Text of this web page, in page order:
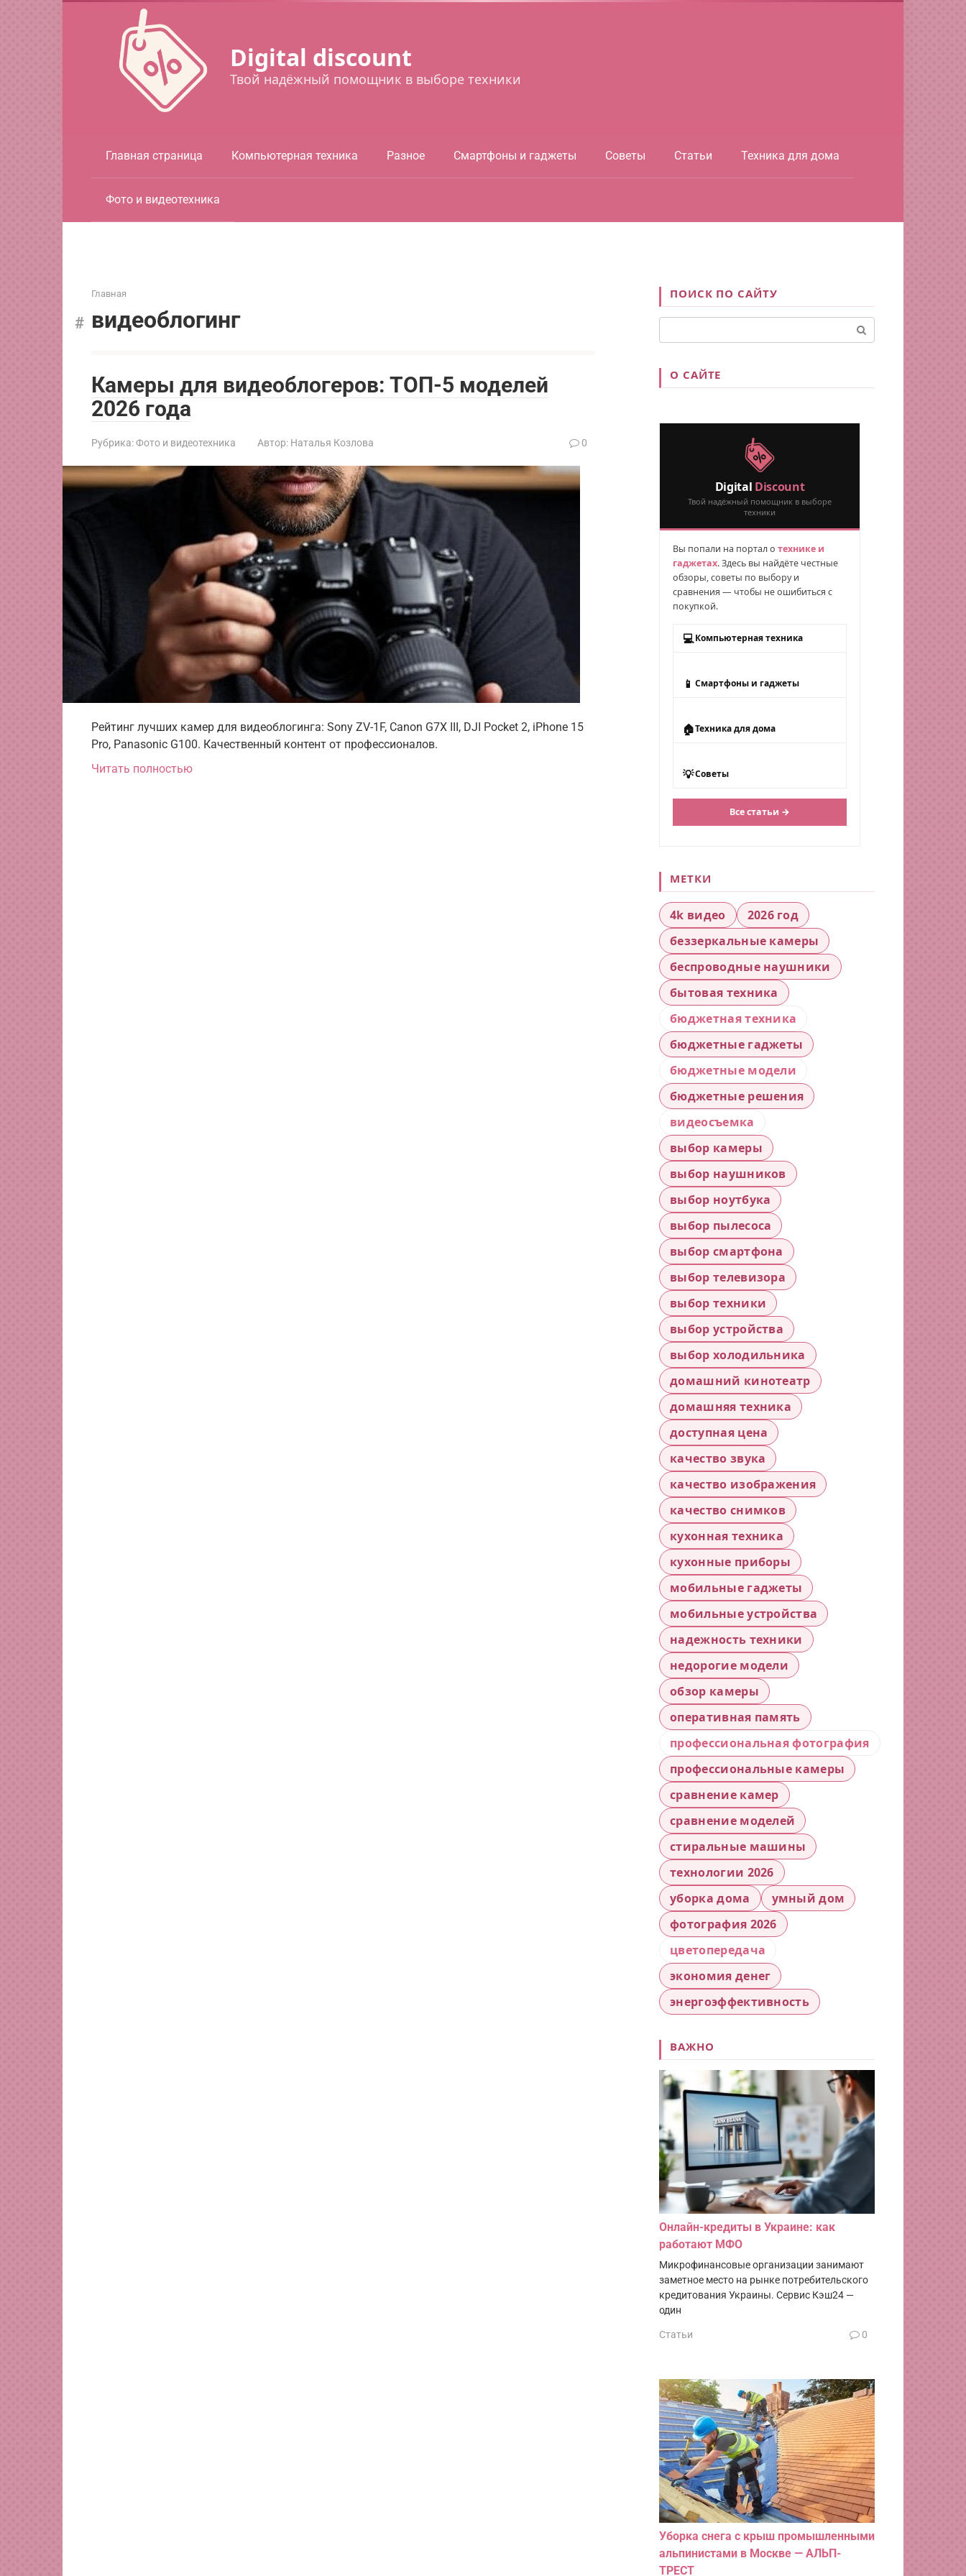
Digital discount
Твой надёжный помощник в выборе техники
Главная страница Компьютерная техника Разное Смартфоны и гаджеты Советы Статьи Техника для дома
Фото и видеотехника
Главная
видеоблогинг
Камеры для видеоблогеров: ТОП-5 моделей
2026 года
Рубрика:Фото и видеотехника Автор: Наталья Козлова 0
Рейтинг лучших камер для видеоблогинга: Sony ZV-1F, Canon G7X III, DJI Pocket 2, iPhone 15
Pro, Panasonic G100. Качественный контент от профессионалов.
Читать полностью
ПОИСК ПО САЙТУ
О САЙТЕ
Digital Discount
Твой надёжный помощник в выборе
техники
Вы попали на портал о технике и
гаджетах. Здесь вы найдёте честные
обзоры, советы по выбору и
сравнения — чтобы не ошибиться с
покупкой.
💻 Компьютерная техника
📱 Смартфоны и гаджеты
🏠Техника для дома
💡Советы
Все статьи →
МЕТКИ
4k видео
2026 год
беззеркальные камеры
беспроводные наушники
бытовая техника
бюджетная техника
бюджетные гаджеты
бюджетные модели
бюджетные решения
видеосъемка
выбор камеры
выбор наушников
выбор ноутбука
выбор пылесоса
выбор смартфона
выбор телевизора
выбор техники
выбор устройства
выбор холодильника
домашний кинотеатр
домашняя техника
доступная цена
качество звука
качество изображения
качество снимков
кухонная техника
кухонные приборы
мобильные гаджеты
мобильные устройства
надежность техники
недорогие модели
обзор камеры
оперативная память
профессиональная фотография
профессиональные камеры
сравнение камер
сравнение моделей
стиральные машины
технологии 2026
уборка дома
умный дом
фотография 2026
цветопередача
экономия денег
энергоэффективность
ВАЖНО
Онлайн-кредиты в Украине: как
работают МФО
Микрофинансовые организации занимают
заметное место на рынке потребительского
кредитования Украины. Сервис Кэш24 —
один
Статьи 0
Уборка снега с крыш промышленными
альпинистами в Москве — АЛЬП-
ТРЕСТ